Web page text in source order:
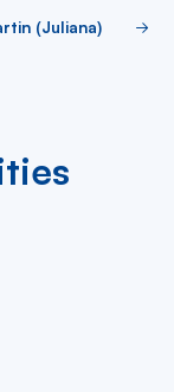
(Juliana)